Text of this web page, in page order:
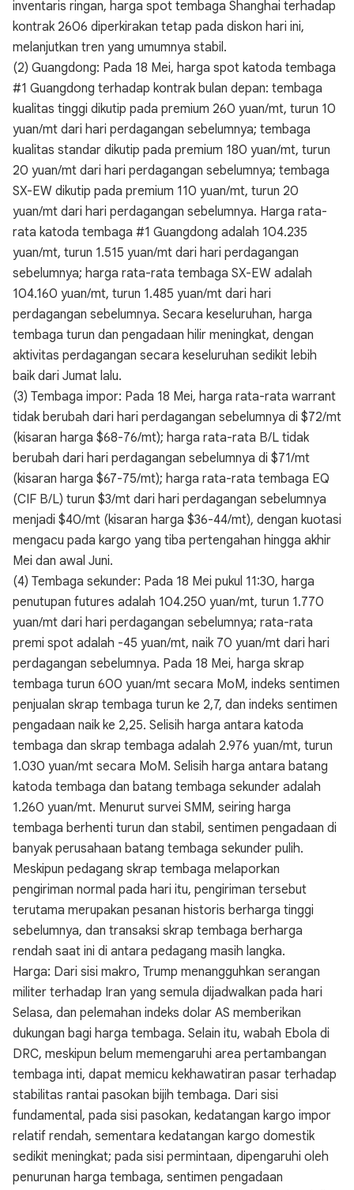
inventaris ringan, harga spot tembaga Shanghai terhadap
kontrak 2606 diperkirakan tetap pada diskon hari ini,
melanjutkan tren yang umumnya stabil.
(2) Guangdong: Pada 18 Mei, harga spot katoda tembaga
#1 Guangdong terhadap kontrak bulan depan: tembaga
kualitas tinggi dikutip pada premium 260 yuan/mt, turun 10
yuan/mt dari hari perdagangan sebelumnya; tembaga
kualitas standar dikutip pada premium 180 yuan/mt, turun
20 yuan/mt dari hari perdagangan sebelumnya; tembaga
SX-EW dikutip pada premium 110 yuan/mt, turun 20
yuan/mt dari hari perdagangan sebelumnya. Harga rata-
rata katoda tembaga #1 Guangdong adalah 104.235
yuan/mt, turun 1.515 yuan/mt dari hari perdagangan
sebelumnya; harga rata-rata tembaga SX-EW adalah
104.160 yuan/mt, turun 1.485 yuan/mt dari hari
perdagangan sebelumnya. Secara keseluruhan, harga
tembaga turun dan pengadaan hilir meningkat, dengan
aktivitas perdagangan secara keseluruhan sedikit lebih
baik dari Jumat lalu.
(3) Tembaga impor: Pada 18 Mei, harga rata-rata warrant
tidak berubah dari hari perdagangan sebelumnya di $72/mt
(kisaran harga $68-76/mt); harga rata-rata B/L tidak
berubah dari hari perdagangan sebelumnya di $71/mt
(kisaran harga $67-75/mt); harga rata-rata tembaga EQ
(CIF B/L) turun $3/mt dari hari perdagangan sebelumnya
menjadi $40/mt (kisaran harga $36-44/mt), dengan kuotasi
mengacu pada kargo yang tiba pertengahan hingga akhir
Mei dan awal Juni.
(4) Tembaga sekunder: Pada 18 Mei pukul 11:30, harga
penutupan futures adalah 104.250 yuan/mt, turun 1.770
yuan/mt dari hari perdagangan sebelumnya; rata-rata
premi spot adalah -45 yuan/mt, naik 70 yuan/mt dari hari
perdagangan sebelumnya. Pada 18 Mei, harga skrap
tembaga turun 600 yuan/mt secara MoM, indeks sentimen
penjualan skrap tembaga turun ke 2,7, dan indeks sentimen
pengadaan naik ke 2,25. Selisih harga antara katoda
tembaga dan skrap tembaga adalah 2.976 yuan/mt, turun
1.030 yuan/mt secara MoM. Selisih harga antara batang
katoda tembaga dan batang tembaga sekunder adalah
1.260 yuan/mt. Menurut survei SMM, seiring harga
tembaga berhenti turun dan stabil, sentimen pengadaan di
banyak perusahaan batang tembaga sekunder pulih.
Meskipun pedagang skrap tembaga melaporkan
pengiriman normal pada hari itu, pengiriman tersebut
terutama merupakan pesanan historis berharga tinggi
sebelumnya, dan transaksi skrap tembaga berharga
rendah saat ini di antara pedagang masih langka.
Harga: Dari sisi makro, Trump menangguhkan serangan
militer terhadap Iran yang semula dijadwalkan pada hari
Selasa, dan pelemahan indeks dolar AS memberikan
dukungan bagi harga tembaga. Selain itu, wabah Ebola di
DRC, meskipun belum memengaruhi area pertambangan
tembaga inti, dapat memicu kekhawatiran pasar terhadap
stabilitas rantai pasokan bijih tembaga. Dari sisi
fundamental, pada sisi pasokan, kedatangan kargo impor
relatif rendah, sementara kedatangan kargo domestik
sedikit meningkat; pada sisi permintaan, dipengaruhi oleh
penurunan harga tembaga, sentimen pengadaan